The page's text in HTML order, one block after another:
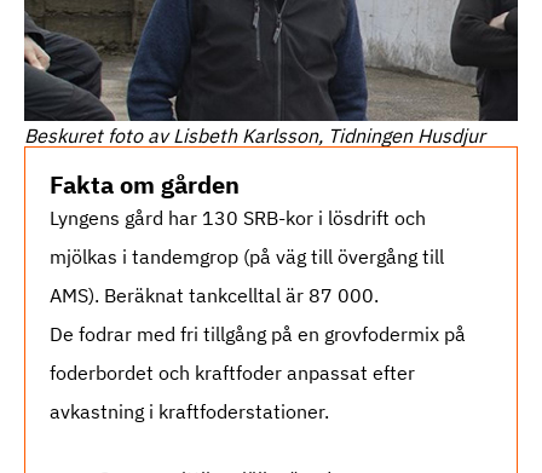
Beskuret foto av Lisbeth Karlsson, Tidningen Husdjur
Fakta om gården
Lyngens gård har 130 SRB-kor i lösdrift och
mjölkas i tandemgrop (på väg till övergång till
AMS). Beräknat tankcelltal är 87 000.
De fodrar med fri tillgång på en grovfodermix på
foderbordet och kraftfoder anpassat efter
avkastning i kraftfoderstationer.